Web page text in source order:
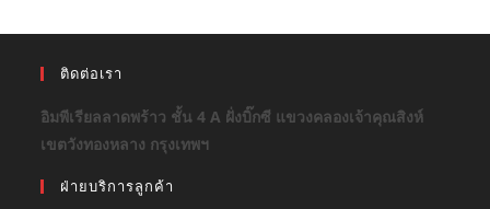
ติดต่อเรา
อิมพีเรียลลาดพร้าว ชั้น 4 A ฝั่งบิ๊กซี แขวงคลองเจ้าคุณสิงห์
เขตวังทองหลาง กรุงเทพฯ
ฝ่ายบริการลูกค้า